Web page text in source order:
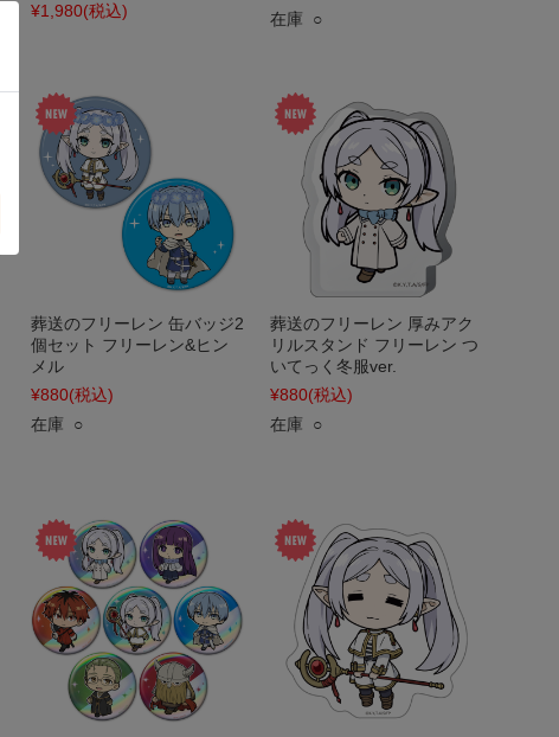
¥1,980(税込)
在庫 ○
葬送のフリーレン 缶バッジ2
個セット フリーレン&ヒン
メル
¥880(税込)
在庫 ○
葬送のフリーレン 厚みアク
リルスタンド フリーレン つ
いてっく冬服ver.
¥880(税込)
在庫 ○